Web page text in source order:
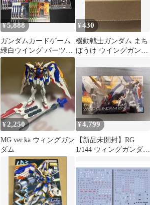
¥5,888
ガンダムカードゲーム
緑白ウイング パーツま
とめ売り 最終値下げ
¥430
機動戦士ガンダム まち
ぼうけ ウイングガンダ
¥2,250
MG ver.ka ウィングガン
ダム
¥4,799
【新品未開封】RG
1/144 ウィングガンダム